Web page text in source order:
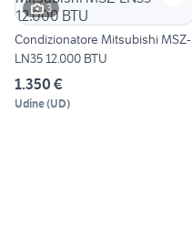
3
Condizionatore Mitsubishi MSZ-
LN35 12.000 BTU
1.350 €
Udine(UD)